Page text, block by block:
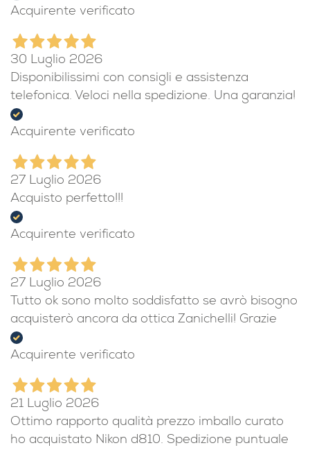
Acquirente verificato
30 Luglio 2026
Disponibilissimi con consigli e assistenza
telefonica. Veloci nella spedizione. Una garanzia!
Acquirente verificato
27 Luglio 2026
Acquisto perfetto!!!
Acquirente verificato
27 Luglio 2026
Tutto ok sono molto soddisfatto se avrò bisogno
acquisterò ancora da ottica Zanichelli! Grazie
Acquirente verificato
21 Luglio 2026
Ottimo rapporto qualità prezzo imballo curato
ho acquistato Nikon d810. Spedizione puntuale